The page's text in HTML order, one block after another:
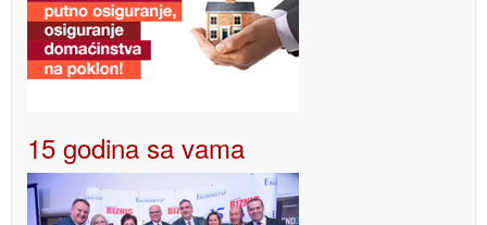
15 godina sa vama